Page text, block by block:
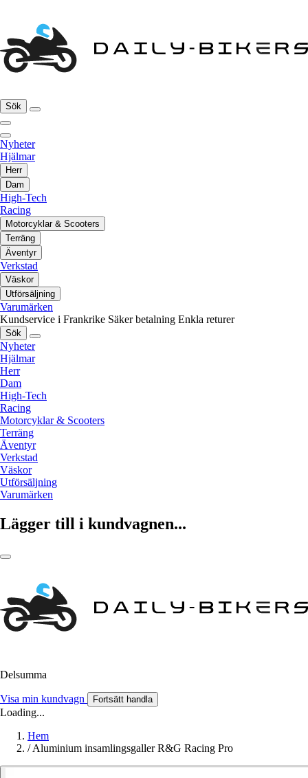
Sök
Nyheter
Hjälmar
Herr
Dam
High-Tech
Racing
Motorcyklar & Scooters
Terräng
Äventyr
Verkstad
Väskor
Utförsäljning
Varumärken
Kundservice i Frankrike Säker betalning Enkla returer
Sök
Nyheter
Hjälmar
Herr
Dam
High-Tech
Racing
Motorcyklar & Scooters
Terräng
Äventyr
Verkstad
Väskor
Utförsäljning
Varumärken
Lägger till i kundvagnen...
Delsumma
Visa min kundvagn Fortsätt handla
Loading...
Hem
/ Aluminium insamlingsgaller R&G Racing Pro